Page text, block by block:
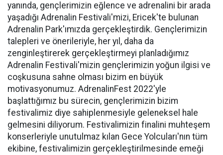
yanında, gençlerimizin eğlence ve adrenalini bir arada
yaşadığı Adrenalin Festivali'mizi, Ericek'te bulunan
Adrenalin Park'ımızda gerçekleştirdik. Gençlerimizin
talepleri ve önerileriyle, her yıl, daha da
zenginleştirerek gerçekleştirmeyi planladığımız
Adrenalin Festivali'mizin gençlerimizin yoğun ilgisi ve
coşkusuna sahne olması bizim en büyük
motivasyonumuz. AdrenalinFest 2022'yle
başlattığımız bu sürecin, gençlerimizin bizim
festivalimiz diye sahiplenmesiyle geleneksel hale
gelmesini diliyorum. Festivalimizin finalini muhteşem
konserleriyle unutulmaz kılan Gece Yolcuları'nın tüm
ekibine, festivalimizin gerçekleştirilmesinde emeği